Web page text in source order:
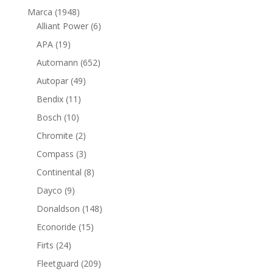
productos
Marca 19481948
productos
Alliant Power 66
APA 1919
productos
Automann 652652
Autopar 4949
Bendix 11 11
productos
Bosch 1010
productos
Chromite 22
productos
Compass 33
productos
Continental 88
Dayco 99
productos
Donaldson 148148
Econoride 1515
Firts 2424
productos
Fleetguard 209209